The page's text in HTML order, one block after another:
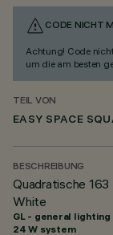
CODE NICHT
Achtung! Code
um die am besten
TEIL VON
EASY SPACE
BESCHREIBUNG
Quadratische
White
GL - general lighting
24 W system